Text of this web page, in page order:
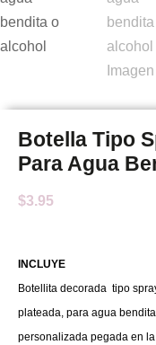
Botella Tipo
Para Agua
$3.95
INCLUYE
Botellita decorada tipo
plateada, para agua
personalizada pegada en